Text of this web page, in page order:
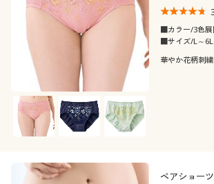
■カラー/3色展
■サイズ/L～6L
華やか花柄刺
ペアショー